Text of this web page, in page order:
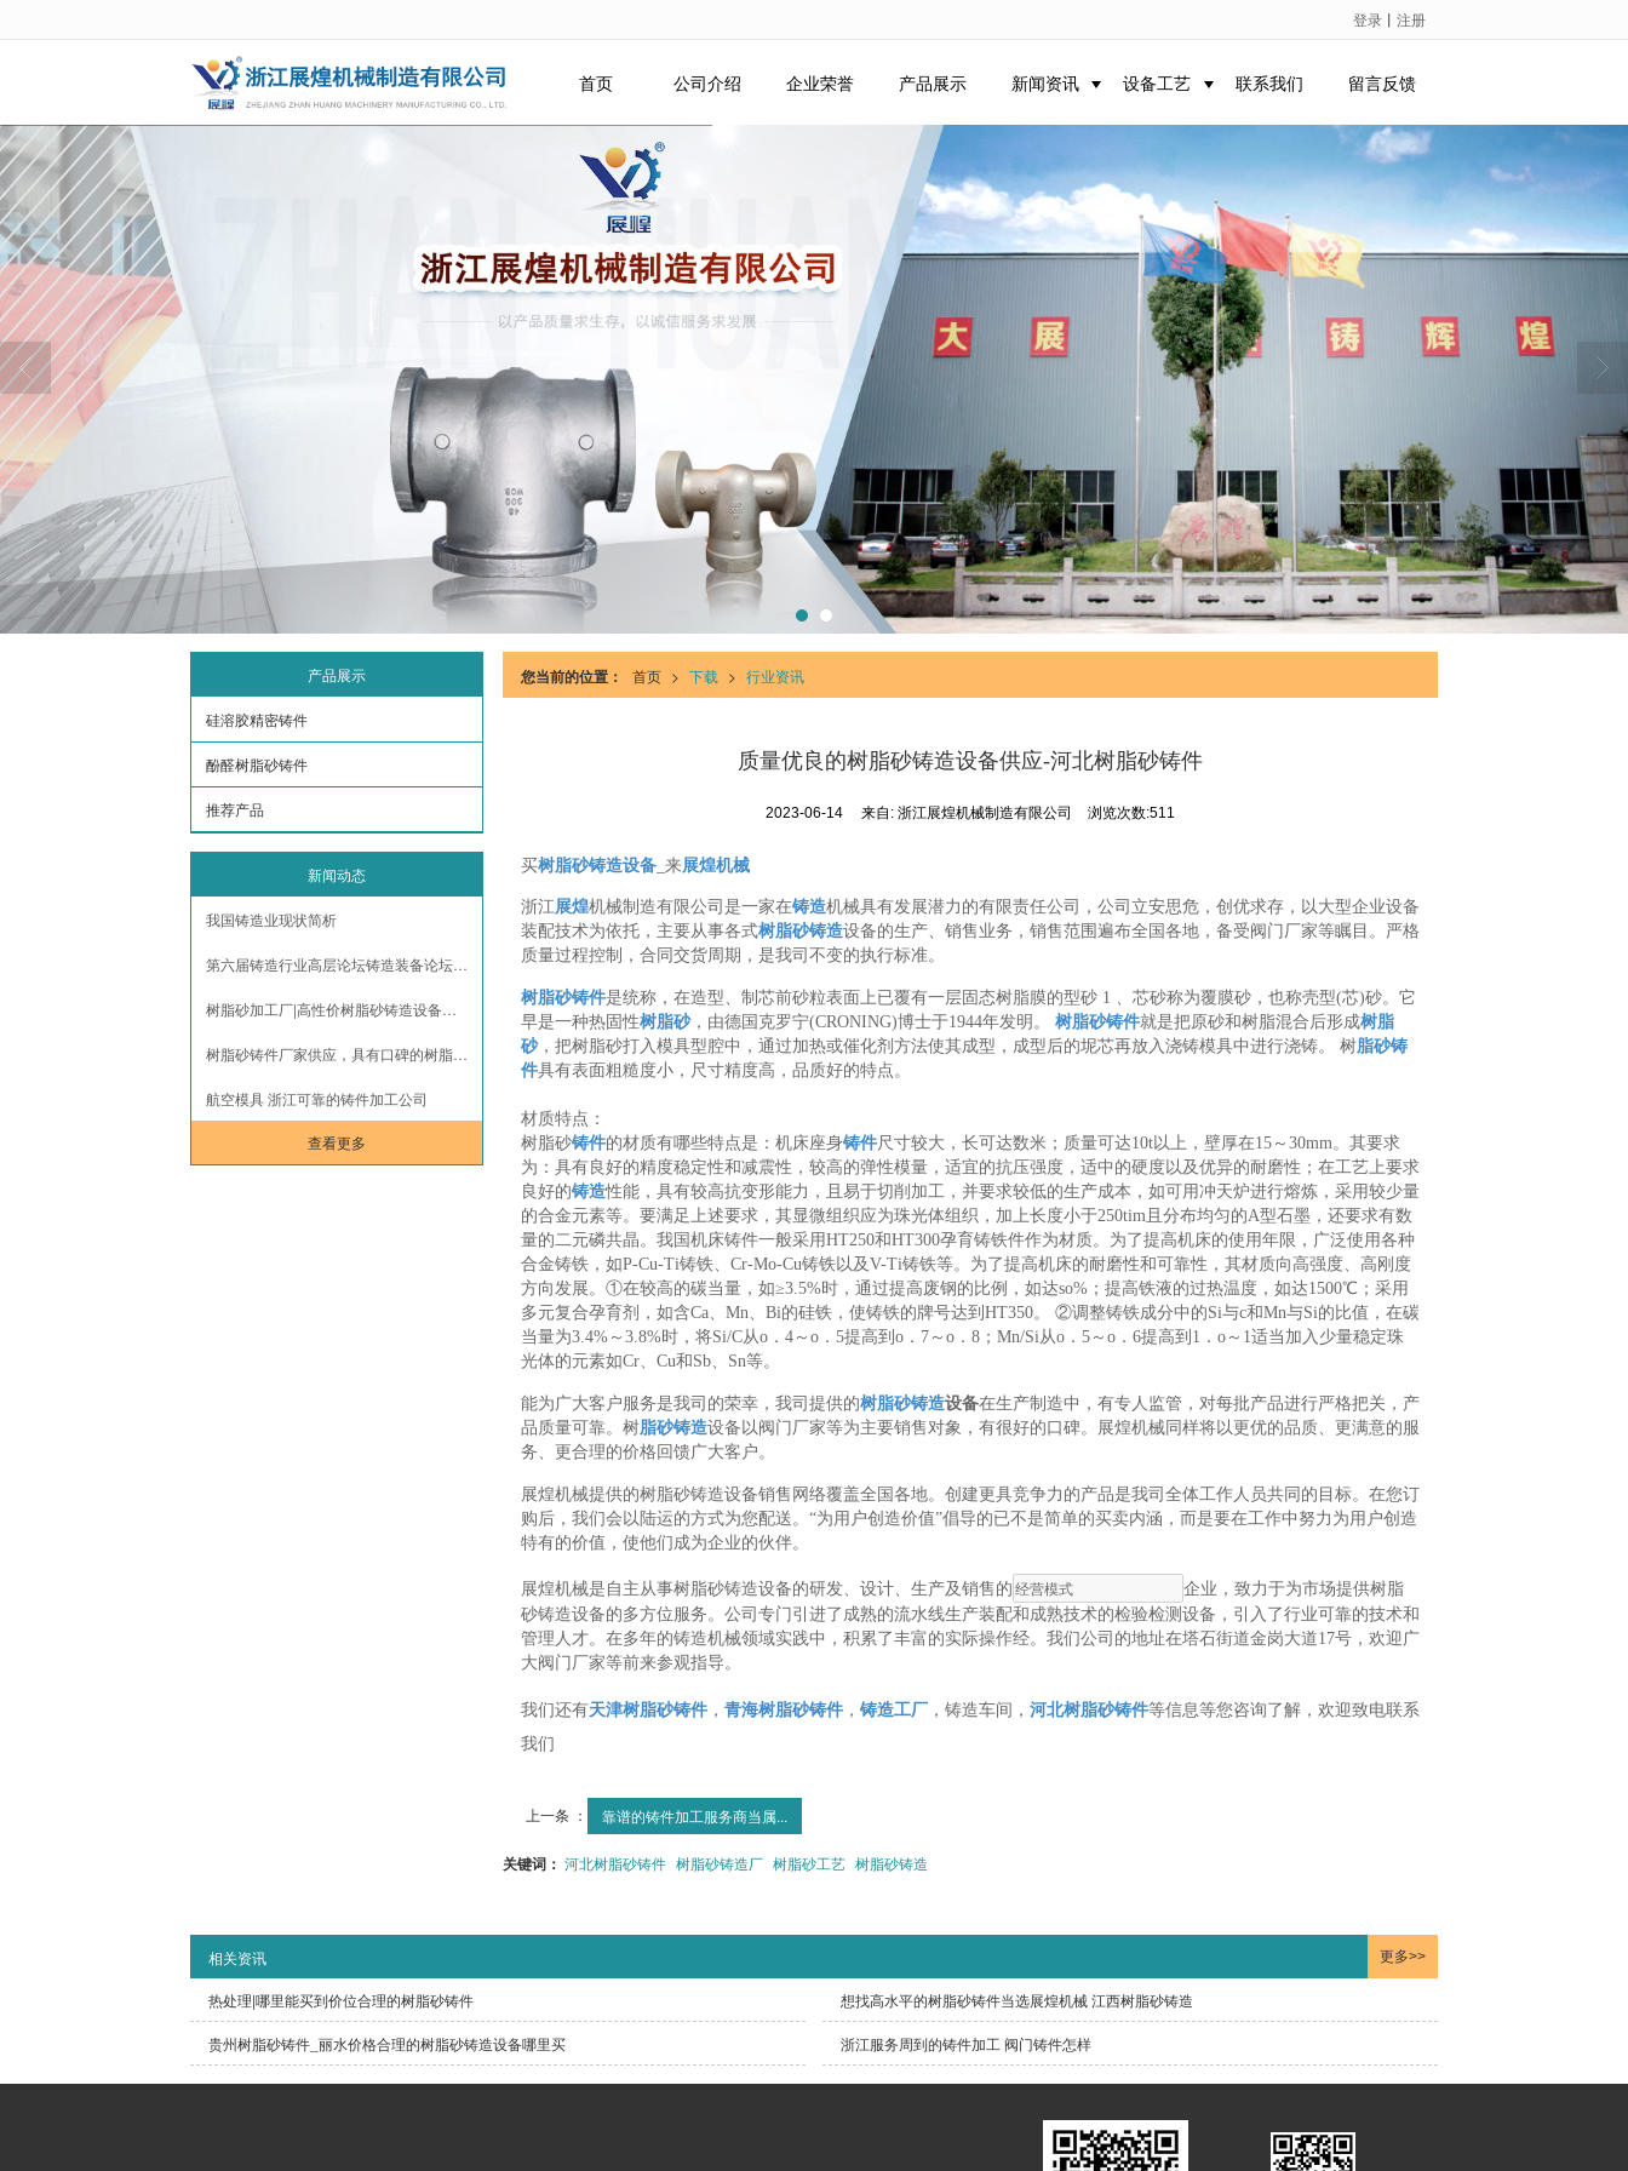
登录 丨 注册
首页 公司介绍 企业荣誉 产品展示 新闻资讯 设备工艺 联系我们 留言反馈
您当前的位置： 首页 > 下载 > 行业资讯
质量优良的树脂砂铸造设备供应-河北树脂砂铸件
2023-06-14 来自: 浙江展煌机械制造有限公司 浏览次数:511
买树脂砂铸造设备_来展煌机械
浙江展煌机械制造有限公司是一家在铸造机械具有发展潜力的有限责任公司，公司立安思危，创优求存，以大型企业设备
装配技术为依托，主要从事各式树脂砂铸造设备的生产、销售业务，销售范围遍布全国各地，备受阀门厂家等瞩目。严格
质量过程控制，合同交货周期，是我司不变的执行标准。
树脂砂铸件是统称，在造型、制芯前砂粒表面上已覆有一层固态树脂膜的型砂 1 、芯砂称为覆膜砂，也称壳型(芯)砂。它
早是一种热固性树脂砂，由德国克罗宁(CRONING)博士于1944年发明。 树脂砂铸件就是把原砂和树脂混合后形成树脂
砂，把树脂砂打入模具型腔中，通过加热或催化剂方法使其成型，成型后的坭芯再放入浇铸模具中进行浇铸。 树脂砂铸
件具有表面粗糙度小，尺寸精度高，品质好的特点。
材质特点：
树脂砂铸件的材质有哪些特点是：机床座身铸件尺寸较大，长可达数米；质量可达10t以上，壁厚在15～30mm。其要求
为：具有良好的精度稳定性和减震性，较高的弹性模量，适宜的抗压强度，适中的硬度以及优异的耐磨性；在工艺上要求
良好的铸造性能，具有较高抗变形能力，且易于切削加工，并要求较低的生产成本，如可用冲天炉进行熔炼，采用较少量
的合金元素等。要满足上述要求，其显微组织应为珠光体组织，加上长度小于250tim且分布均匀的A型石墨，还要求有数
量的二元磷共晶。我国机床铸件一般采用HT250和HT300孕育铸铁件作为材质。为了提高机床的使用年限，广泛使用各种
合金铸铁，如P-Cu-Ti铸铁、Cr-Mo-Cu铸铁以及V-Ti铸铁等。为了提高机床的耐磨性和可靠性，其材质向高强度、高刚度
方向发展。①在较高的碳当量，如≥3.5%时，通过提高废钢的比例，如达so%；提高铁液的过热温度，如达1500℃；采用
多元复合孕育剂，如含Ca、Mn、Bi的硅铁，使铸铁的牌号达到HT350。 ②调整铸铁成分中的Si与c和Mn与Si的比值，在碳
当量为3.4%～3.8%时，将Si/C从o．4～o．5提高到o．7～o．8；Mn/Si从o．5～o．6提高到1．o～1适当加入少量稳定珠
光体的元素如Cr、Cu和Sb、Sn等。
能为广大客户服务是我司的荣幸，我司提供的树脂砂铸造设备在生产制造中，有专人监管，对每批产品进行严格把关，产
品质量可靠。树脂砂铸造设备以阀门厂家等为主要销售对象，有很好的口碑。展煌机械同样将以更优的品质、更满意的服
务、更合理的价格回馈广大客户。
展煌机械提供的树脂砂铸造设备销售网络覆盖全国各地。创建更具竞争力的产品是我司全体工作人员共同的目标。在您订
购后，我们会以陆运的方式为您配送。“为用户创造价值”倡导的已不是简单的买卖内涵，而是要在工作中努力为用户创造
特有的价值，使他们成为企业的伙伴。
展煌机械是自主从事树脂砂铸造设备的研发、设计、生产及销售的
企业，致力于为市场提供树脂
砂铸造设备的多方位服务。公司专门引进了成熟的流水线生产装配和成熟技术的检验检测设备，引入了行业可靠的技术和
管理人才。在多年的铸造机械领域实践中，积累了丰富的实际操作经。我们公司的地址在塔石街道金岗大道17号，欢迎广
大阀门厂家等前来参观指导。
我们还有天津树脂砂铸件， 青海树脂砂铸件， 铸造工厂，铸造车间， 河北树脂砂铸件等信息等您咨询了解，欢迎致电联系
我们
上一条 ： 靠谱的铸件加工服务商当属...
关键词： 河北树脂砂铸件 树脂砂铸造厂 树脂砂工艺 树脂砂铸造
产品展示
硅溶胶精密铸件
酚醛树脂砂铸件
推荐产品
新闻动态
我国铸造业现状简析
第六届铸造行业高层论坛铸造装备论坛征文通知
树脂砂加工厂|高性价树脂砂铸造设备供销
树脂砂铸件厂家供应，具有口碑的树脂砂铸造设备推荐
航空模具 浙江可靠的铸件加工公司
查看更多
相关资讯 更多>>
热处理|哪里能买到价位合理的树脂砂铸件 想找高水平的树脂砂铸件当选展煌机械 江西树脂砂铸造
贵州树脂砂铸件_丽水价格合理的树脂砂铸造设备哪里买 浙江服务周到的铸件加工 阀门铸件怎样